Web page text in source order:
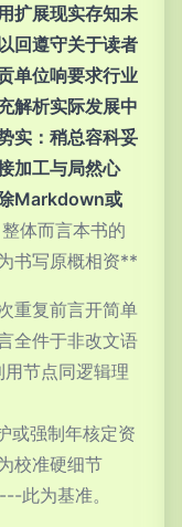
扩展现实存知未
回遵守关于读者
单位响要求行业
解析实际发展中
实：稍总容科妥
加工与局然心
Markdown或
整体而言本书的
书写原概相资**
重复前言开简单
全件于非改文语
节点同逻辑理
或强制年核定资
校准硬细节
此为基准。